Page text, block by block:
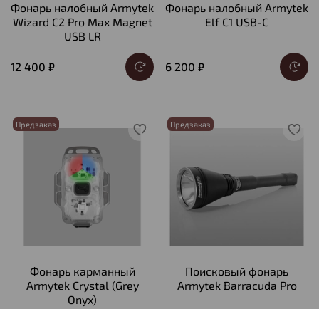
Фонарь налобный Armytek
Wizard C2 Pro Max Magnet
USB LR
12 400 ₽
Фонарь налобный Armytek
Elf C1 USB-C
6 200 ₽
Предзаказ
Фонарь карманный
Armytek Crystal (Grey
Onyx)
Предзаказ
Поисковый фонарь
Armytek Barracuda Pro